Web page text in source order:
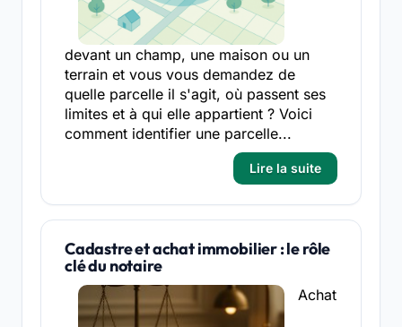
devant un champ, une maison ou un
terrain et vous vous demandez de
quelle parcelle il s'agit, où passent ses
limites et à qui elle appartient ? Voici
comment identifier une parcelle...
Lire la suite
Cadastre et achat immobilier : le rôle
clé du notaire
Achat